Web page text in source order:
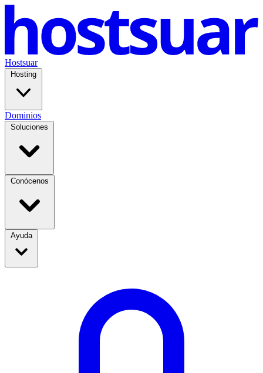
Hostsuar
Hosting
Dominios
Soluciones
Conócenos
Ayuda